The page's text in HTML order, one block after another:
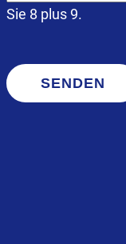
Sie 8 plus 9.
SENDEN